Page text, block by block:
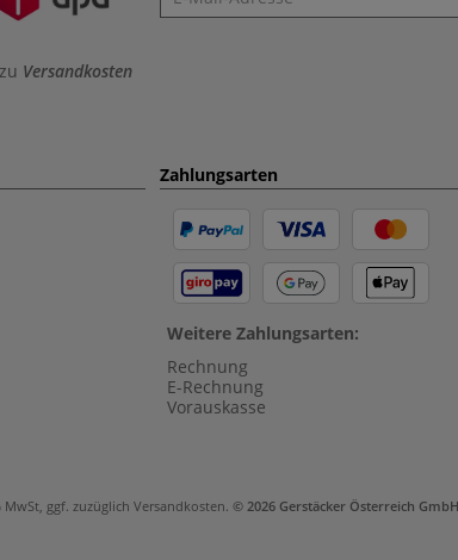
Versandkosten
Zahlungsarten
Weitere Zahlungsarten:
Rechnung
E-Rechnung
Vorauskasse
MwSt, ggf. zuzüglich Versandkosten. © 2026 Gerstäcker Österreich GmbH